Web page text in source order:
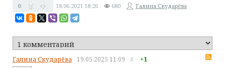
0 18.06.2021 18:26 680 Галина Скударёва
Галина Скударёва 19.05.2025 11:09 # +1